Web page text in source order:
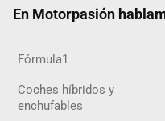
En Motorpasión
Fórmula1
Coches híbridos y
enchufables